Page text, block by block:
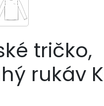
tričko,
rukáv